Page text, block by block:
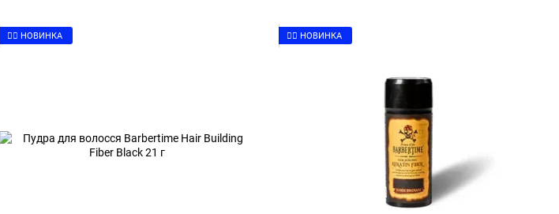
👉🏻 НОВИНКА 👉🏻 НОВИНКА